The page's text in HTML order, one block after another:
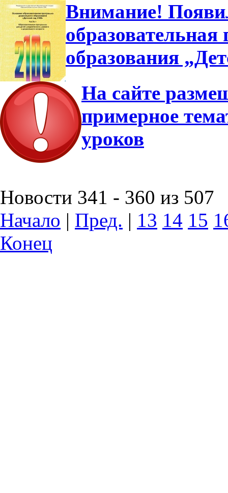
Внимание!
образования
На сайте
примерное
уроков
Новости 341 - 360 из 507
Начало | Пред. | 13 14 15
Конец